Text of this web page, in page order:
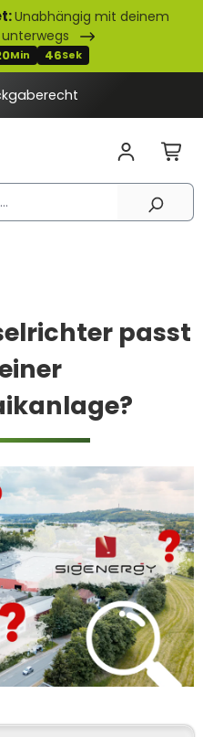
Unabhängig mit deinem
Min 45Sek
passt